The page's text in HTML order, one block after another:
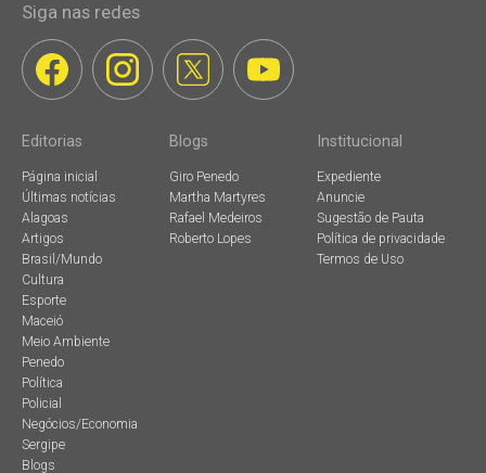
Siga nas redes
Editorias
Página inicial
Últimas notícias
Alagoas
Artigos
Brasil/Mundo
Cultura
Esporte
Maceió
Meio Ambiente
Penedo
Política
Policial
Negócios/Economia
Sergipe
Blogs
Blogs
Giro Penedo
Martha Martyres
Rafael Medeiros
Roberto Lopes
Institucional
Expediente
Anuncie
Sugestão de Pauta
Política de privacidade
Termos de Uso